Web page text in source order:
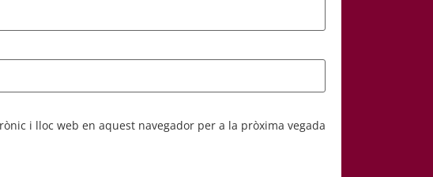
i lloc web en aquest navegador per a la pròxima vegada